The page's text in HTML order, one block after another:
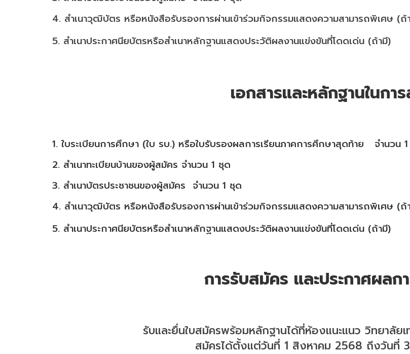
4. สำเนาวุฒิบัตร หรือหนังสือรับรองการผ่านเข้าร่วมกิจกรรมแสดงความสามารถพิเศษ (ถ้
5. สำเนาประกาศนียบัตรหรือสำเนาหลักฐานแสดงประวัติผลงานแข่งขันที่โดดเด่น (ถ้ามี)
เอกสารและหลักฐานในกา
1. ใบระเบียนการศึกษา (ใบ รบ.) หรือใบรับรองผลการเรียนภาคการศึกษาสุดท้าย จำนวน
2. สำเนาทะเบียนบ้านของผู้สมัคร จำนวน 1 ชุด
3. สำเนาบัตรประชาชนของผู้สมัคร จำนวน 1 ชุด
4. สำเนาวุฒิบัตร หรือหนังสือรับรองการผ่านเข้าร่วมกิจกรรมแสดงความสามารถพิเศษ (ถ้
5. สำเนาประกาศนียบัตรหรือสำเนาหลักฐานแสดงประวัติผลงานแข่งขันที่โดดเด่น (ถ้ามี)
การรับสมัคร และประกาศผลก
รับและยื่นใบสมัครพร้อมหลักฐานได้ที่ห้องแนะแนว วิทยาลัย
สมัครได้ตั้งแต่วันที่ 1 สิงหาคม 2568 ถึงวันที่